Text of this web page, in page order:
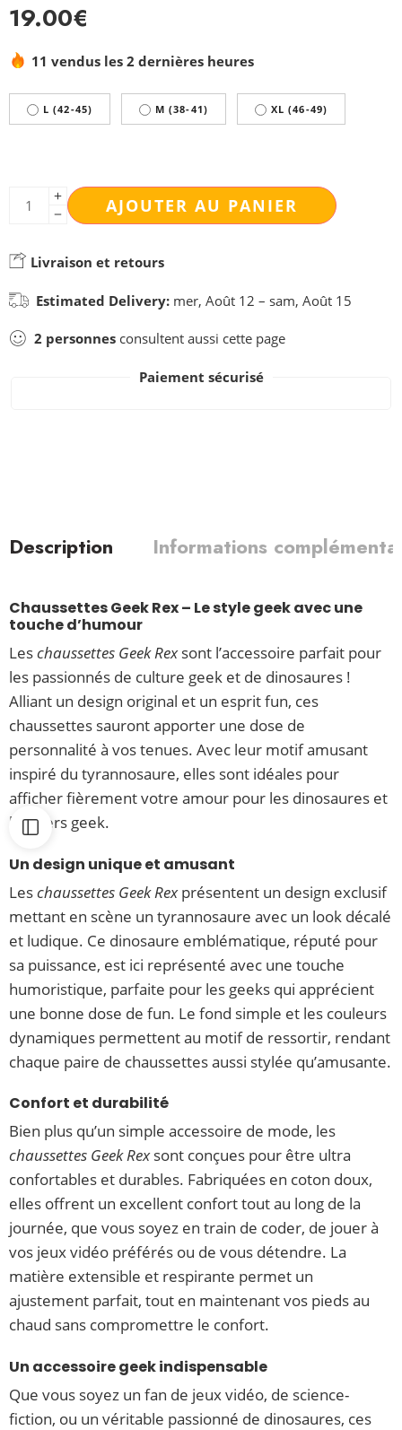
19.00€
11 vendus les 2 dernières heures
L (42-45) M (38-41) XL (46-49)
AJOUTER AU PANIER
Livraison et retours
Estimated Delivery: mer, Août 12 – sam, Août 15
2 personnes consultent aussi cette page
Paiement sécurisé
Description Informations
Chaussettes Geek Rex – Le style geek avec une
touche d’humour
Leschaussettes Geek Rexsont l’accessoire parfait pour
les passionnés de culture geek et de dinosaures !
Alliant un design original et un esprit fun, ces
chaussettes sauront apporter une dose de
personnalité à vos tenues. Avec leur motif amusant
inspiré du tyrannosaure, elles sont idéales pour
afficher fièrement votre amour pour les dinosaures et
l’univers geek.
Un design unique et amusant
Leschaussettes Geek Rexprésentent un design exclusif
mettant en scène un tyrannosaure avec un look décalé
et ludique. Ce dinosaure emblématique, réputé pour
sa puissance, est ici représenté avec une touche
humoristique, parfaite pour les geeks qui apprécient
une bonne dose de fun. Le fond simple et les couleurs
dynamiques permettent au motif de ressortir, rendant
chaque paire de chaussettes aussi stylée qu’amusante.
Confort et durabilité
Bien plus qu’un simple accessoire de mode, les
chaussettes Geek Rexsont conçues pour être ultra
confortables et durables. Fabriquées en coton doux,
elles offrent un excellent confort tout au long de la
journée, que vous soyez en train de coder, de jouer à
vos jeux vidéo préférés ou de vous détendre. La
matière extensible et respirante permet un
ajustement parfait, tout en maintenant vos pieds au
chaud sans compromettre le confort.
Un accessoire geek indispensable
Que vous soyez un fan de jeux vidéo, de science-
fiction, ou un véritable passionné de dinosaures, ces